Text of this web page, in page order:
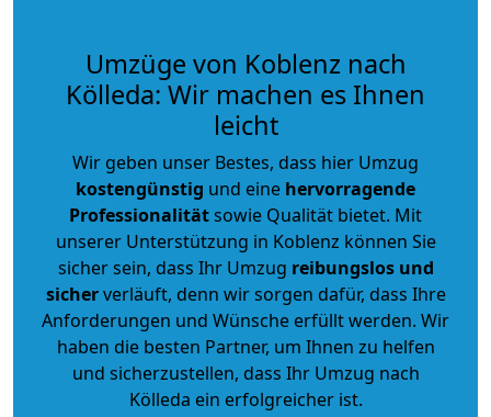
Umzüge von Koblenz nach
Kölleda: Wir machen es Ihnen
leicht
Wir geben unser Bestes, dass hier Umzug
kostengünstig und eine hervorragende
Professionalitätsowie Qualität bietet. Mit
unserer Unterstützung in Koblenz können Sie
sicher sein, dass Ihr Umzug reibungslos und
sicherverläuft, denn wir sorgen dafür, dass Ihre
Anforderungen und Wünsche erfüllt werden. Wir
haben die besten Partner, um Ihnen zu helfen
und sicherzustellen, dass Ihr Umzug nach
Kölleda ein erfolgreicher ist.